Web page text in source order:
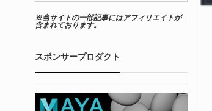
※当サイトの一部記事にはアフィリエイトが
含まれております。
スポンサープロダクト